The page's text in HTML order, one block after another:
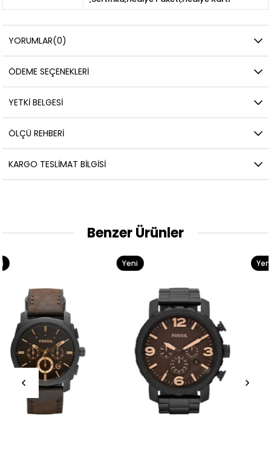
YORUMLAR(0)
ÖDEME SEÇENEKLERI
YETKİ BELGESİ
ÖLÇÜ REHBERI
KARGO TESLIMAT BILGISI
Benzer Ürünler